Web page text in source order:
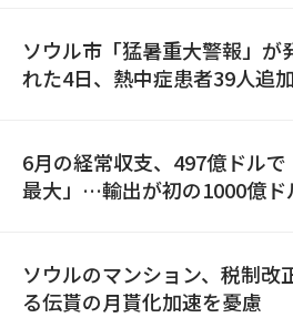
ソウル市「猛暑重大警報」が
れた4日、熱中症患者39人追
6月の経常収支、497億ドルで
最大」…輸出が初の1000億ド
ソウルのマンション、税制改
る伝貰の月貰化加速を憂慮